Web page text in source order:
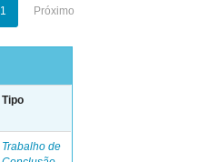
1 Próximo
Tipo
Trabalho de